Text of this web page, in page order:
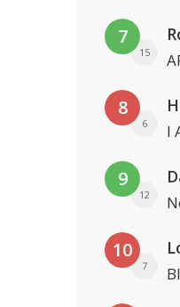
7
15
8
6 I
9
12
10
7